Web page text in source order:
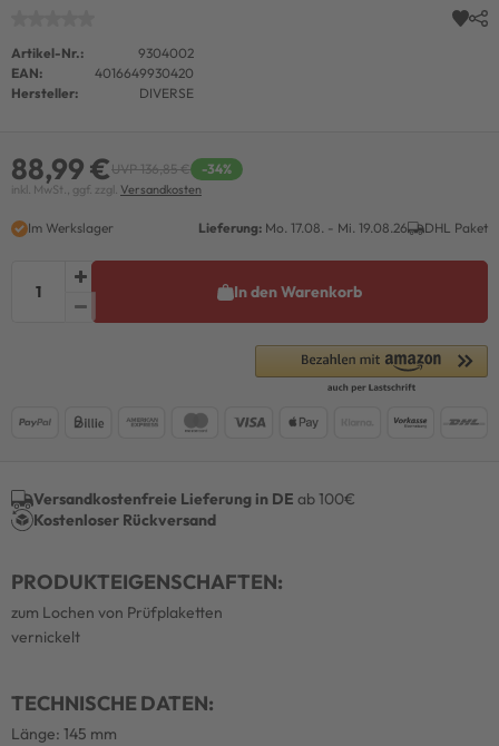
Artikel-Nr.:
9304002
EAN:
4016649930420
Hersteller:
DIVERSE
88,99 €UVP 136,85 € -34%
inkl. MwSt., ggf. zzgl. Versandkosten
Im Werkslager Lieferung: Mo. 17.08. - Mi. 19.08.26 DHL Paket
In den Warenkorb
Versandkostenfreie Lieferung in DE ab 100€
Kostenloser Rückversand
PRODUKTEIGENSCHAFTEN:
zum Lochen von Prüfplaketten
vernickelt
TECHNISCHE DATEN:
Länge: 145 mm